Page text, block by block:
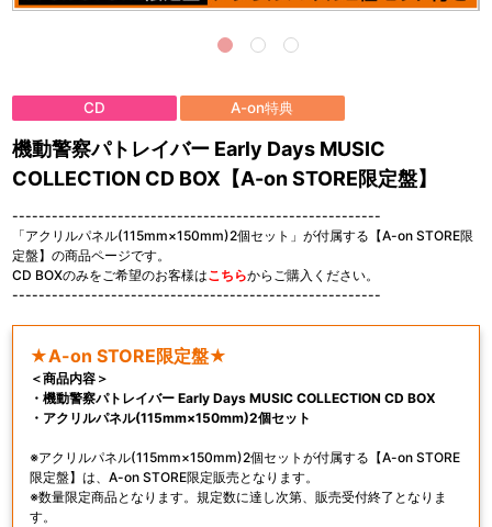
CD A-on特典
機動警察パトレイバー Early Days MUSIC
COLLECTION CD BOX【A-on STORE限定盤】
--------------------------------------------------------
「アクリルパネル(115mm×150mm)2個セット」が付属する【A-on STORE限
定盤】の商品ページです。
CD BOXのみをご希望のお客様はこちらからご購入ください。
--------------------------------------------------------
★A-on STORE限定盤★
＜商品内容＞
・機動警察パトレイバー Early Days MUSIC COLLECTION CD BOX
・アクリルパネル(115mm×150mm)2個セット
※アクリルパネル(115mm×150mm)2個セットが付属する【A-on STORE
限定盤】は、A-on STORE限定販売となります。
※数量限定商品となります。規定数に達し次第、販売受付終了となりま
す。